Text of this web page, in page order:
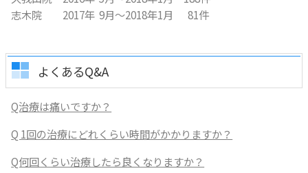
志木院 2017年 9月～2018年1月 81件
よくあるQ&A
Q治療は痛いですか？
Q 1回の治療にどれくらい時間がかかりますか？
Q何回くらい治療したら良くなりますか？